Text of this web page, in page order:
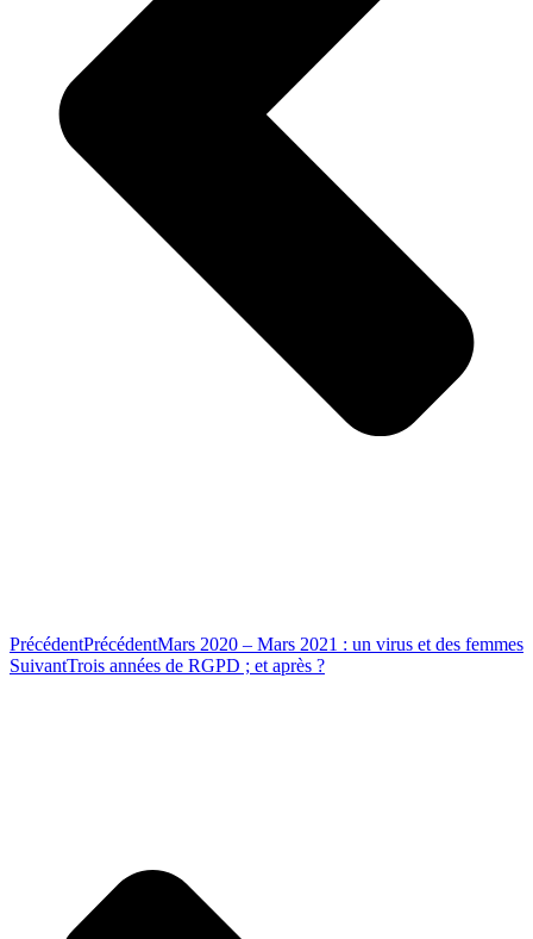
PrécédentPrécédentMars 2020 – Mars 2021 : un virus et des femmes
SuivantTrois années de RGPD ; et après ?